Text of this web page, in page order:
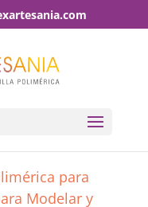
para
Modelar y